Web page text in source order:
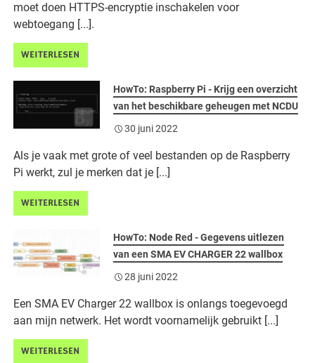
moet doen HTTPS-encryptie inschakelen voor
webtoegang [...].
WEITERLESEN
HowTo: Raspberry Pi - Krijg een overzicht
van het beschikbare geheugen met NCDU
30 juni 2022
Als je vaak met grote of veel bestanden op de Raspberry
Pi werkt, zul je merken dat je [...]
WEITERLESEN
HowTo: Node Red - Gegevens uitlezen
van een SMA EV CHARGER 22 wallbox
28 juni 2022
Een SMA EV Charger 22 wallbox is onlangs toegevoegd
aan mijn netwerk. Het wordt voornamelijk gebruikt [...]
WEITERLESEN